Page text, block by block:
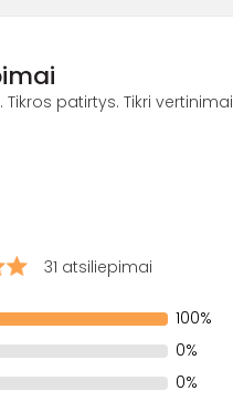
Tikros patirtys. Tikri vertinimai
31 atsiliepimai
100%
0%
0%